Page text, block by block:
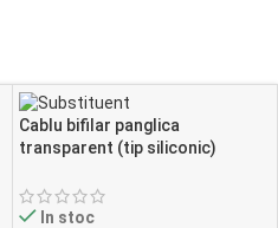
Cablu bifilar panglica
transparent (tip siliconic)
In stoc